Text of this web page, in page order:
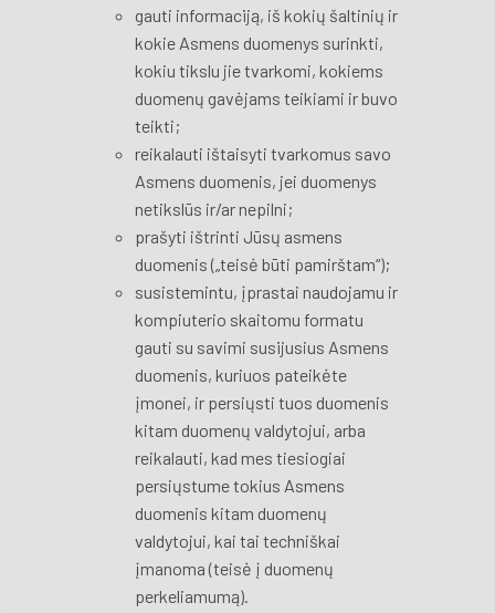
gauti informaciją, iš kokių šaltinių ir
kokie Asmens duomenys surinkti,
kokiu tikslu jie tvarkomi, kokiems
duomenų gavėjams teikiami ir buvo
teikti;
reikalauti ištaisyti tvarkomus savo
Asmens duomenis, jei duomenys
netikslūs ir/ar nepilni;
prašyti ištrinti Jūsų asmens
duomenis („teisė būti pamirštam“);
susistemintu, įprastai naudojamu ir
kompiuterio skaitomu formatu
gauti su savimi susijusius Asmens
duomenis, kuriuos pateikėte
įmonei, ir persiųsti tuos duomenis
kitam duomenų valdytojui, arba
reikalauti, kad mes tiesiogiai
persiųstume tokius Asmens
duomenis kitam duomenų
valdytojui, kai tai techniškai
įmanoma (teisė į duomenų
perkeliamumą).